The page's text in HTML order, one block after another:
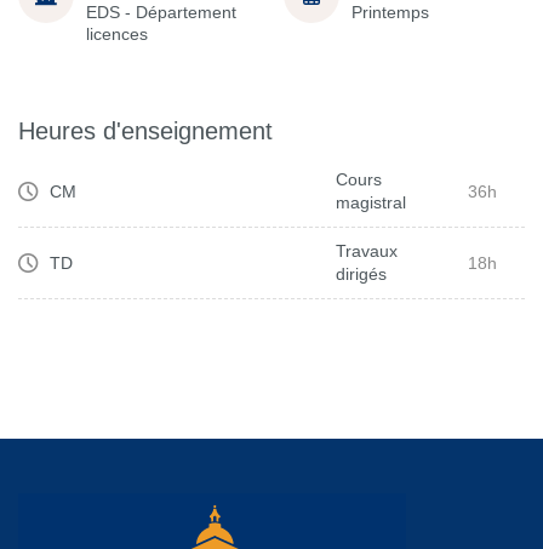
EDS - Département
licences
Printemps
Heures d'enseignement
CM
Cours
magistral
36h
TD
Travaux
dirigés
18h